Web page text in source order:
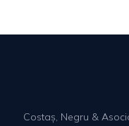
Costaș, Negru &